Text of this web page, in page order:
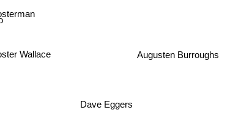
Wallace
Dave Eggers
Augusten Burroughs